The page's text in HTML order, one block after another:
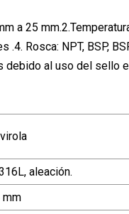
a 25
Rosca: NPT, BSP,
al uso del sello
aleación.
mm